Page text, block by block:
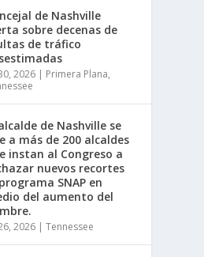
de Nashville
sobre decenas de
de tráfico
2026 | Primera Plana,
de Nashville se
a más de 200 alcaldes
instan al Congreso a
nuevos recortes
SNAP en
del aumento del
2026 |Tennessee